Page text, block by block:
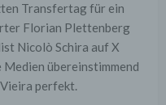
Transfertag für ein
Florian Plettenberg
Nicolò Schira auf X
übereinstimmend
perfekt.